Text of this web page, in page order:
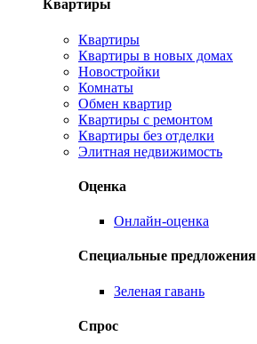
Квартиры
Квартиры
Квартиры в новых домах
Новостройки
Комнаты
Обмен квартир
Квартиры с ремонтом
Квартиры без отделки
Элитная недвижимость
Оценка
Онлайн-оценка
Специальные предложения
Зеленая гавань
Спрос